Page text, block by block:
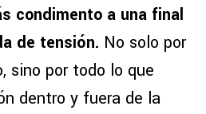
condimento a una final
de tensión. No solo por
sino por todo lo que
dentro y fuera de la